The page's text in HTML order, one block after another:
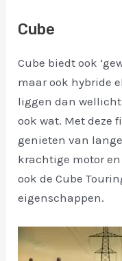
Cube
Cube biedt ook
maar ook hybride
liggen dan
ook wat. Met deze
genieten van
krachtige motor
ook de Cube
eigenschappen.